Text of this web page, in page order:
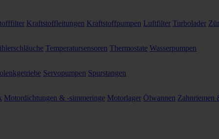
Kraftstoffleitungen Kraftstoffpumpen Luftfilter Turbolader
Temperatursensoren Thermostate Wasserpumpen
Servopumpen Spurstangen
Motordichtungen & -simmeringe Motorlager Ölwannen Zahnriemen